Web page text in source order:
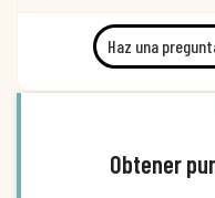
Haz una
Obtener